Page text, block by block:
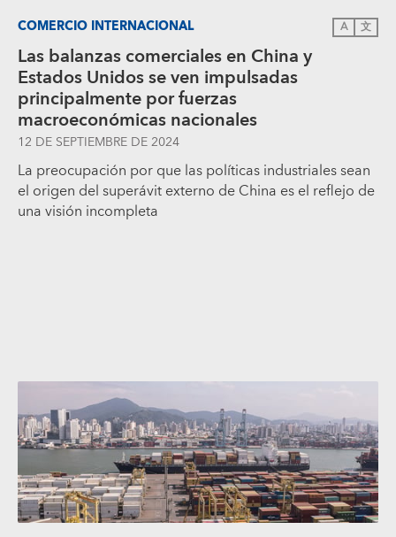
COMERCIO INTERNACIONAL A 文
Las balanzas comerciales en China y
Estados Unidos se ven impulsadas
principalmente por fuerzas
macroeconómicas nacionales
12 DE SEPTIEMBRE DE 2024
La preocupación por que las políticas industriales sean
el origen del superávit externo de China es el reflejo de
una visión incompleta